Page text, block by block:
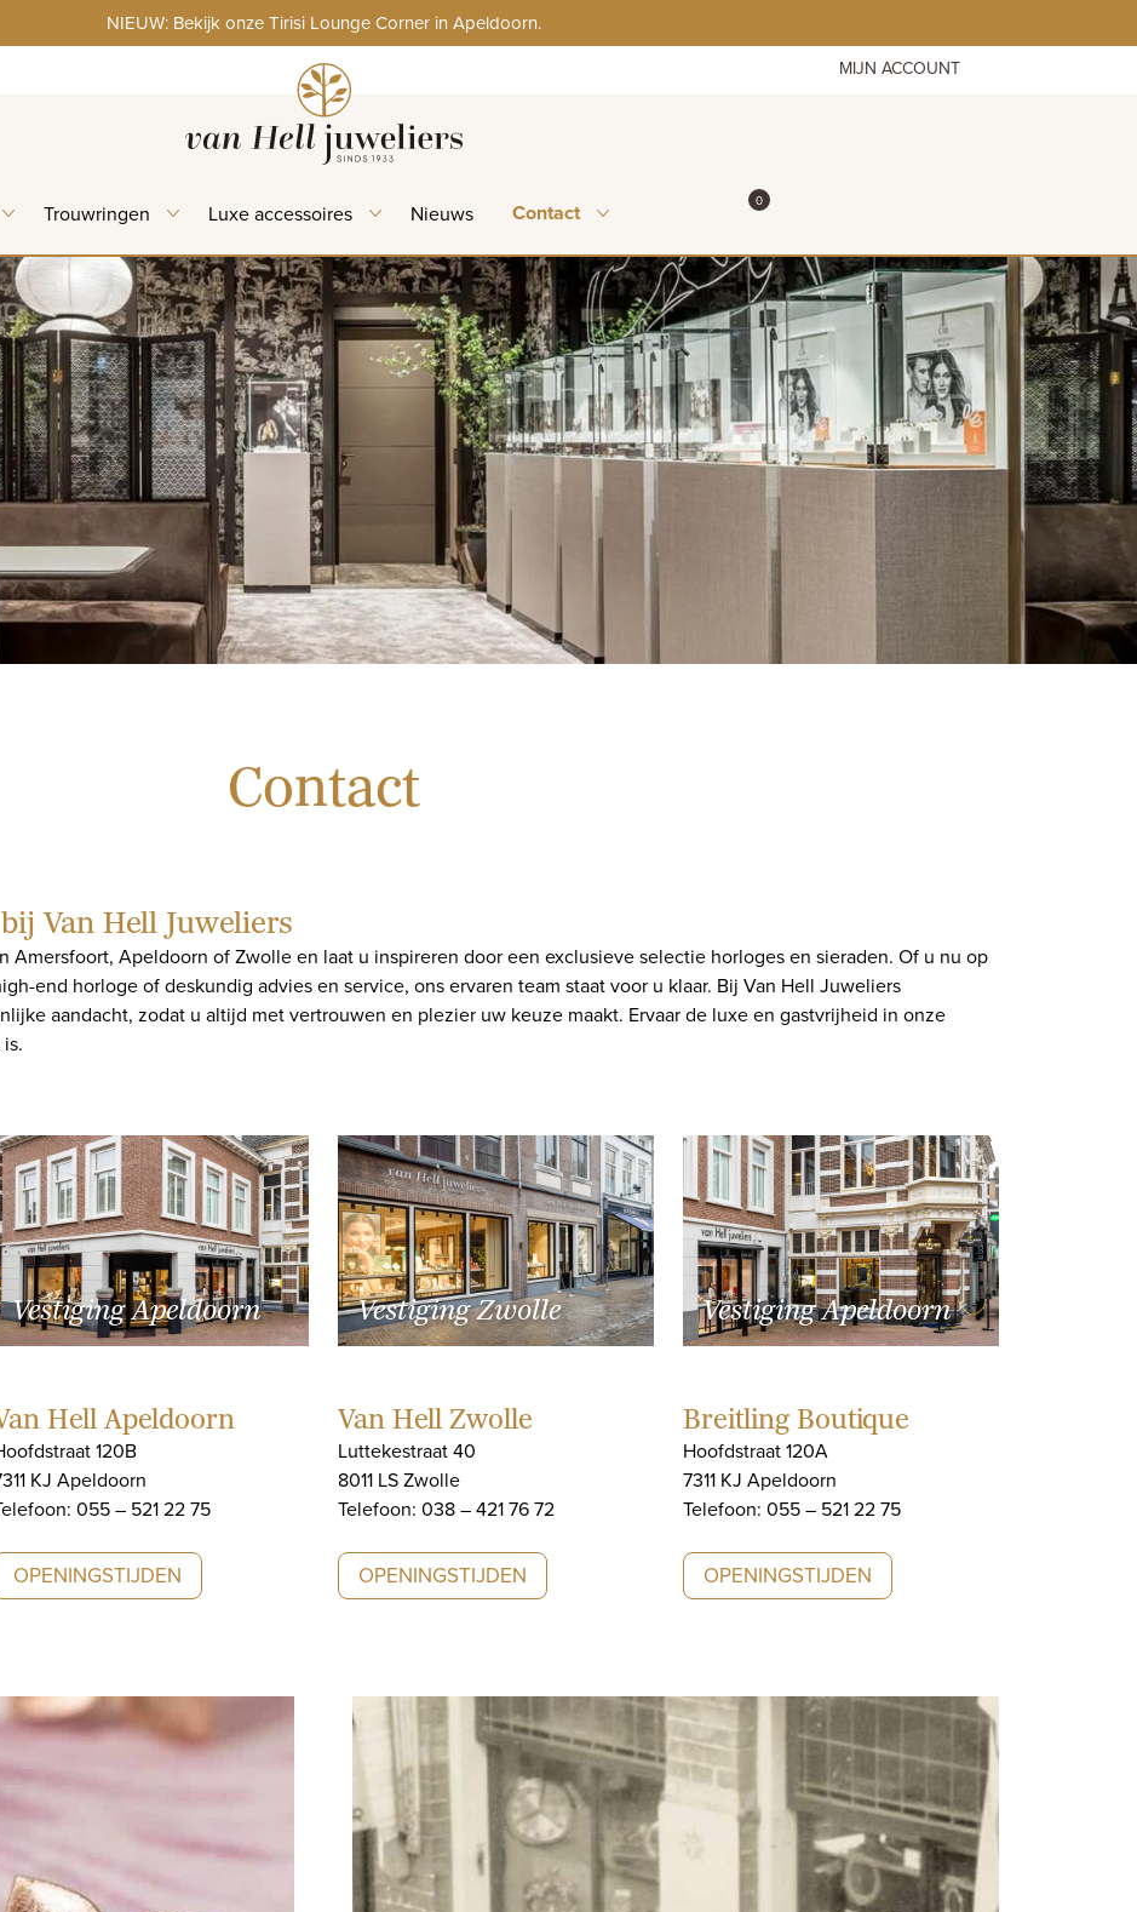
NIEUW: Bekijk onze Tirisi Lounge Corner in Apeldoorn.
MIJN ACCOUNT
Trouwringen Luxe accessoires Nieuws Contact WINKELMAND
0ITEMS IN WINKELMAND
Contact
Van Hell Juweliers
Amersfoort, Apeldoorn of Zwolle en laat u inspireren door een exclusieve selectie horloges en sieraden. Of u nu op
end horloge of deskundig advies en service, ons ervaren team staat voor u klaar. Bij Van Hell Juweliers
aandacht, zodat u altijd met vertrouwen en plezier uw keuze maakt. Ervaar de luxe en gastvrijheid in onze
Vestiging Apeldoorn
Hell Apeldoorn
120B
KJ Apeldoorn
055 – 521 22 75
OPENINGSTIJDEN
Vestiging Zwolle
Van Hell Zwolle
Luttekestraat 40
8011 LS Zwolle
Telefoon: 038 – 421 76 72
OPENINGSTIJDEN
Vestiging Apeldoorn
Breitling Boutique
Hoofdstraat 120A
7311 KJ Apeldoorn
Telefoon: 055 – 521 22 75
OPENINGSTIJDEN